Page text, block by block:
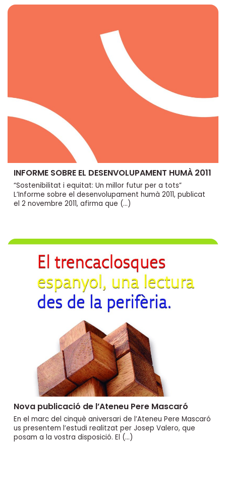
INFORME SOBRE EL DESENVOLUPAMENT HUMÀ 2011
“Sostenibilitat i equitat: Un millor futur per a tots”
L’Informe sobre el desenvolupament humà 2011, publicat
el 2 novembre 2011, afirma que (…)
Nova publicació de l’Ateneu Pere Mascaró
En el marc del cinquè aniversari de l’Ateneu Pere Mascaró
us presentem l’estudi realitzat per Josep Valero, que
posam a la vostra disposició. El (…)